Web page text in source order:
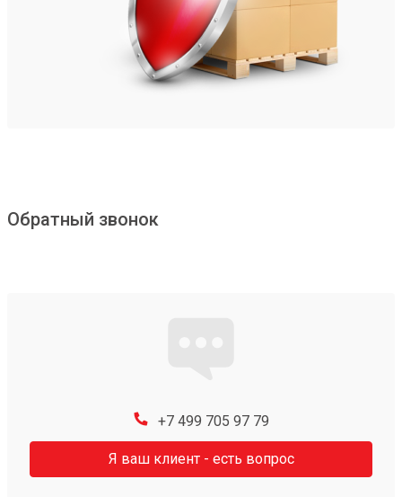
Обратный звонок
+7 499 705 97 79
Я ваш клиент - есть вопрос